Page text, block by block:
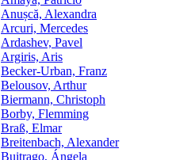
Anușcă, Alexandra
Arcuri, Mercedes
Ardashev, Pavel
Argiris, Aris
Becker-Urban, Franz
Belousov, Arthur
Biermann, Christoph
Borby, Flemming
Braß, Elmar
Breitenbach, Alexander
Buitrago, Ángela